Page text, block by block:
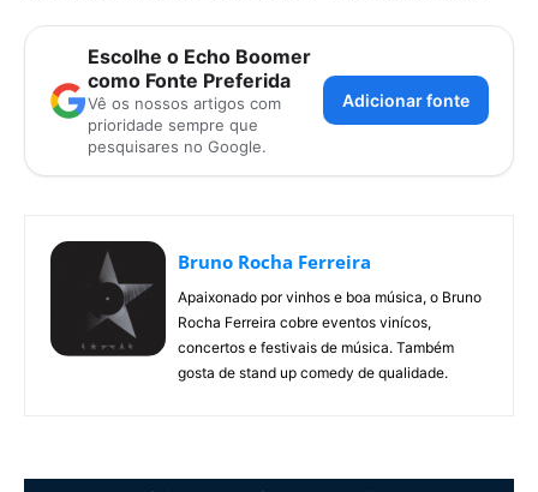
Escolhe o Echo Boomer
como Fonte Preferida
Vê os nossos artigos com
prioridade sempre que
pesquisares no Google.
Adicionar fonte
Bruno Rocha Ferreira
Apaixonado por vinhos e boa música, o Bruno
Rocha Ferreira cobre eventos vinícos,
concertos e festivais de música. Também
gosta de stand up comedy de qualidade.